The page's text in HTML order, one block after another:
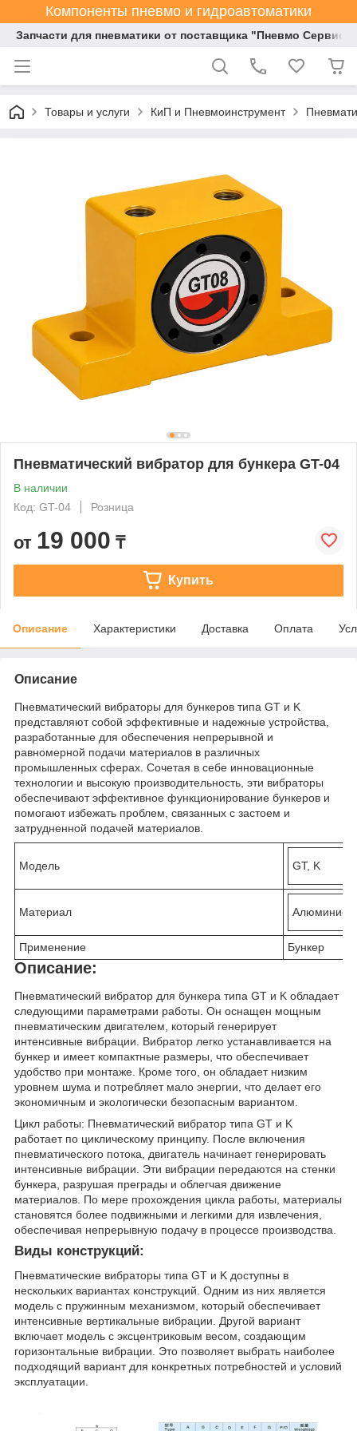
Компоненты пневмо и гидроавтоматики
Запчасти для пневматики от поставщика "Пневмо Сервис
Товары и услуги КиП и Пневмоинструмент
Пневматический вибратор для бункера GT-04
В наличии
Код: GT-04
Розница
от 19 000 ₸
Купить
Описание Характеристики Доставка Оплата
Описание
Пневматический вибраторы для бункеров типа GT и K
представляют собой эффективные и надежные устройства,
разработанные для обеспечения непрерывной и
равномерной подачи материалов в различных
промышленных сферах. Сочетая в себе инновационные
технологии и высокую производительность, эти вибраторы
обеспечивают эффективное функционирование бункеров и
помогают избежать проблем, связанных с застоем и
затрудненной подачей материалов.
Модель GT, K
Материал
Применение Бункер
Описание:
Пневматический вибратор для бункера типа GT и K обладает
следующими параметрами работы. Он оснащен мощным
пневматическим двигателем, который генерирует
интенсивные вибрации. Вибратор легко устанавливается на
бункер и имеет компактные размеры, что обеспечивает
удобство при монтаже. Кроме того, он обладает низким
уровнем шума и потребляет мало энергии, что делает его
экономичным и экологически безопасным вариантом.
Цикл работы: Пневматический вибратор типа GT и K
работает по циклическому принципу. После включения
пневматического потока, двигатель начинает генерировать
интенсивные вибрации. Эти вибрации передаются на стенки
бункера, разрушая преграды и облегчая движение
материалов. По мере прохождения цикла работы, материалы
становятся более подвижными и легкими для извлечения,
обеспечивая непрерывную подачу в процессе производства.
Виды конструкций:
Пневматические вибраторы типа GT и K доступны в
нескольких вариантах конструкций. Одним из них является
модель с пружинным механизмом, который обеспечивает
интенсивные вертикальные вибрации. Другой вариант
включает модель с эксцентриковым весом, создающим
горизонтальные вибрации. Это позволяет выбрать наиболее
подходящий вариант для конкретных потребностей и условий
эксплуатации.